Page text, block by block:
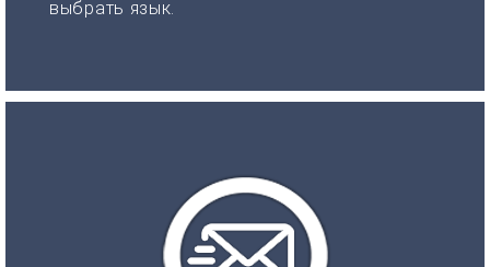
выбрать язык.